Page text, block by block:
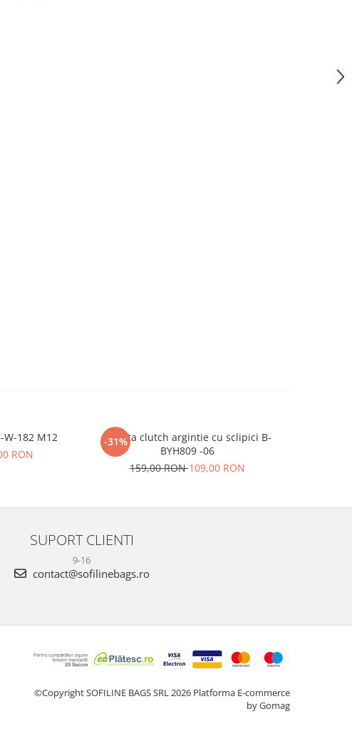
182 M12
RON
-31%
Geanta clutch argintie cu sclipici B-
BYH809 -06
159,00 RON109,00 RON
SUPORT CLIENTI
9-16
contact@sofilinebags.ro
©Copyright SOFILINE BAGS SRL 2026 Platforma E-commerce
by Gomag